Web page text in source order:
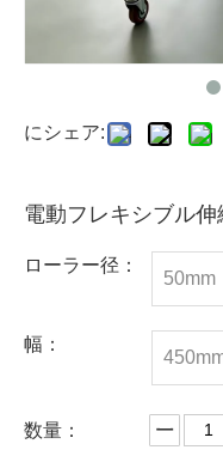
にシェア:
電動フレキシブル
ローラー径：
50mm
幅：
数量：